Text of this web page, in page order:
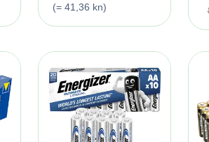
(= 41,36 kn)